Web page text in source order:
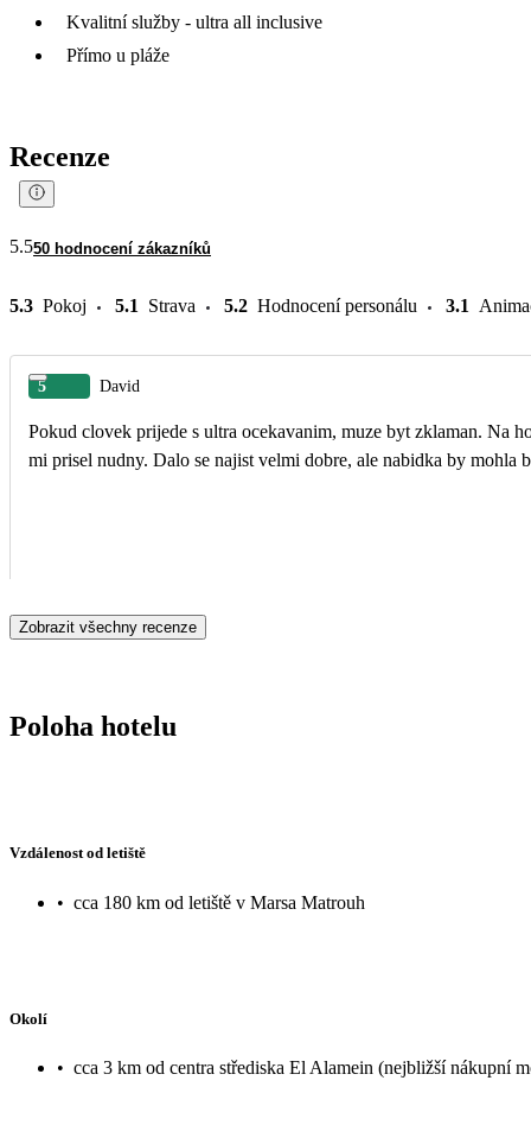
Kvalitní služby - ultra all inclusive
Přímo u pláže
Recenze
5.550 hodnocení zákazníků
5.3 Pokoj 5.1 Strava 5.2 Hodnocení personálu 3.1
5 David
Pokud clovek prijede s ultra ocekavanim, muze byt zklaman. Na
mi prisel nudny. Dalo se najist velmi dobre, ale nabidka by mohla
Zobrazit všechny recenze
Poloha hotelu
Vzdálenost od letiště
• cca 180 km od letiště v Marsa Matrouh
Okolí
• cca 3 km od centra střediska El Alamein (nejbližší nákupní